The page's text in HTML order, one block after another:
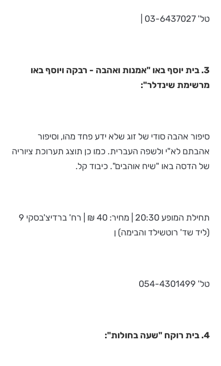
טל' 03-6437027 |
3. בית יוסף באו "אמנות ואהבה - רבקה ויוסף באו
מרשימת שינדלר":
סיפור אהבה סודי של זוג שלא ידע פחד מהו, וסיפור
אהבתם לא"י ולשפה העברית. כמו כן תוצג תערוכת ציוריה
של הדסה באו "שיח אוהבים". כיבוד קל.
תחילת המופע 20:30 | מחיר: 40 ₪ | רח' ברדיצ'בסקי 9
(ליד שד' רוטשילד והבימה) ן
טל' 054-4301499
4. בית רוקח "שעה בחולות":